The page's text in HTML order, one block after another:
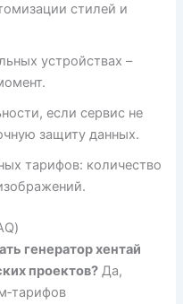
стилей и
устройствах –
если сервис не
защиту данных.
тарифов: количество
генератор хентай
проектов? Да,